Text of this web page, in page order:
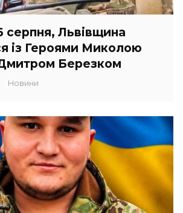
серпня, Львівщина
із Героями Миколою
Березком
Новини